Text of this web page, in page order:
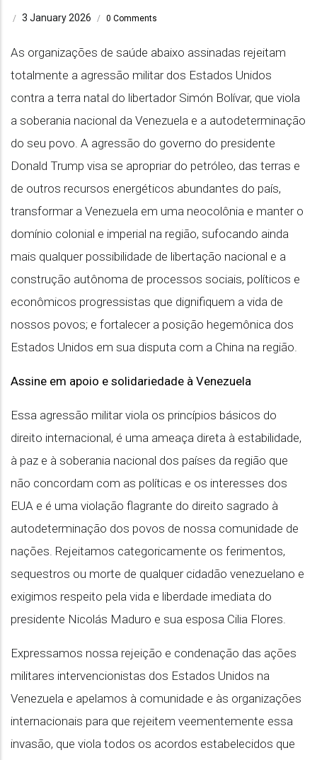
/ 3 January 2026 / 0 Comments
As organizações de saúde abaixo assinadas rejeitam
totalmente a agressão militar dos Estados Unidos
contra a terra natal do libertador Simón Bolívar, que viola
a soberania nacional da Venezuela e a autodeterminação
do seu povo. A agressão do governo do presidente
Donald Trump visa se apropriar do petróleo, das terras e
de outros recursos energéticos abundantes do país,
transformar a Venezuela em uma neocolônia e manter o
domínio colonial e imperial na região, sufocando ainda
mais qualquer possibilidade de libertação nacional e a
construção autônoma de processos sociais, políticos e
econômicos progressistas que dignifiquem a vida de
nossos povos; e fortalecer a posição hegemônica dos
Estados Unidos em sua disputa com a China na região.
Assine em apoio e solidariedade à Venezuela
Essa agressão militar viola os princípios básicos do
direito internacional, é uma ameaça direta à estabilidade,
à paz e à soberania nacional dos países da região que
não concordam com as políticas e os interesses dos
EUA e é uma violação flagrante do direito sagrado à
autodeterminação dos povos de nossa comunidade de
nações. Rejeitamos categoricamente os ferimentos,
sequestros ou morte de qualquer cidadão venezuelano e
exigimos respeito pela vida e liberdade imediata do
presidente Nicolás Maduro e sua esposa Cilia Flores.
Expressamos nossa rejeição e condenação das ações
militares intervencionistas dos Estados Unidos na
Venezuela e apelamos à comunidade e às organizações
internacionais para que rejeitem veementemente essa
invasão, que viola todos os acordos estabelecidos que